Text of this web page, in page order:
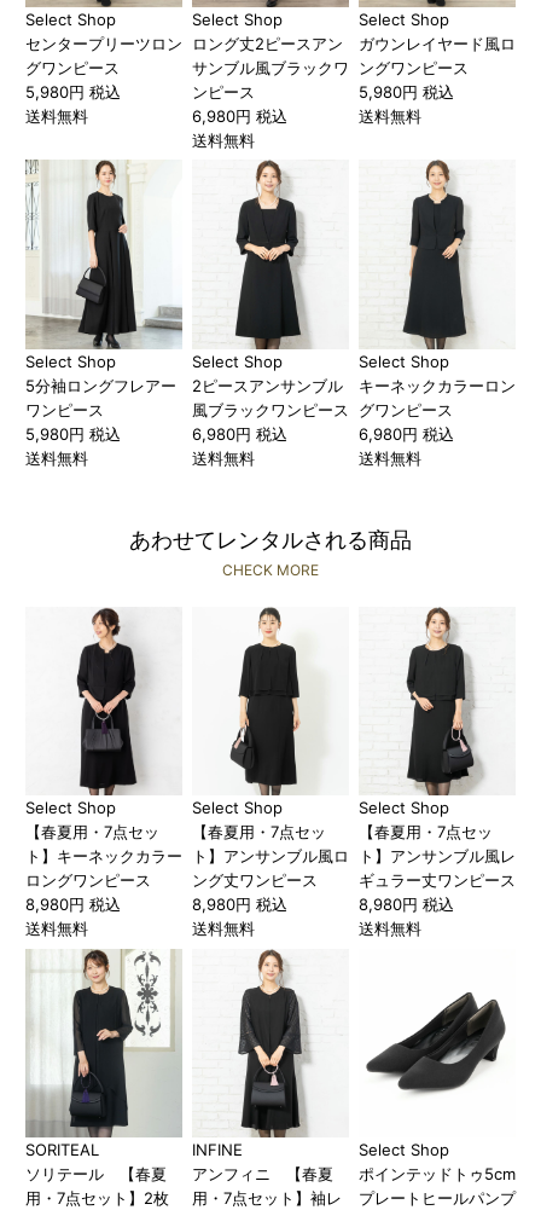
Select Shop
センタープリーツロン
グワンピース
5,980円 税込
送料無料
Select Shop
ロング丈2ピースアン
サンブル風ブラックワ
ンピース
6,980円 税込
送料無料
Select Shop
ガウンレイヤード風ロ
ングワンピース
5,980円 税込
送料無料
Select Shop
5分袖ロングフレアー
ワンピース
5,980円 税込
送料無料
Select Shop
2ピースアンサンブル
風ブラックワンピース
6,980円 税込
送料無料
Select Shop
キーネックカラーロン
グワンピース
6,980円 税込
送料無料
あわせてレンタルされる商品
CHECK MORE
Select Shop
【春夏用・7点セッ
ト】キーネックカラー
ロングワンピース
8,980円 税込
送料無料
Select Shop
【春夏用・7点セッ
ト】アンサンブル風ロ
ング丈ワンピース
8,980円 税込
送料無料
Select Shop
【春夏用・7点セッ
ト】アンサンブル風レ
ギュラー丈ワンピース
8,980円 税込
送料無料
SORITEAL
ソリテール 【春夏
用・7点セット】2枚
INFINE
アンフィニ 【春夏
用・7点セット】袖レ
Select Shop
ポインテッドトゥ5cm
プレートヒールパンプ